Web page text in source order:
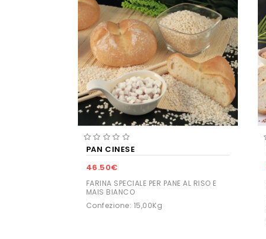
PAN CINESE
46.50€
FARINA SPECIALE PER PANE AL RISO E
MAIS BIANCO
Confezione: 15,00Kg